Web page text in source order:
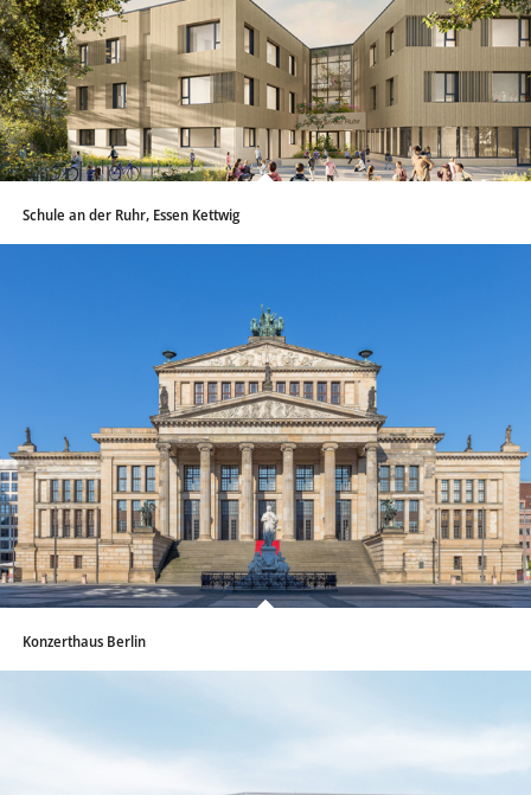
Schule an der Ruhr, Essen Kettwig
Konzerthaus Berlin